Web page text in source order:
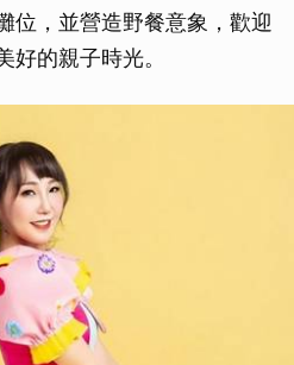
位，並營造野餐意象，歡迎
好的親子時光。